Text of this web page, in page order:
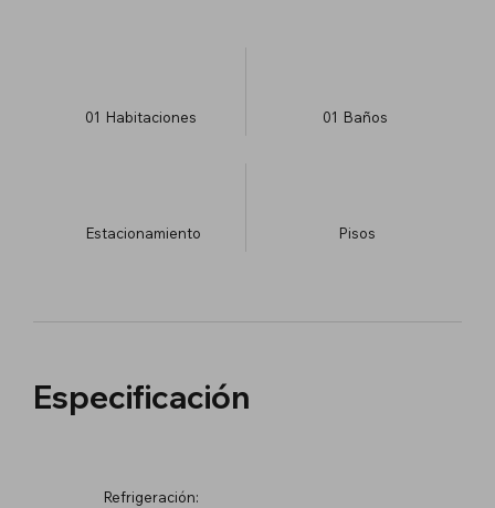
01 Habitaciones 01 Baños
Estacionamiento ​Pisos
Especificación
Refrigeración: